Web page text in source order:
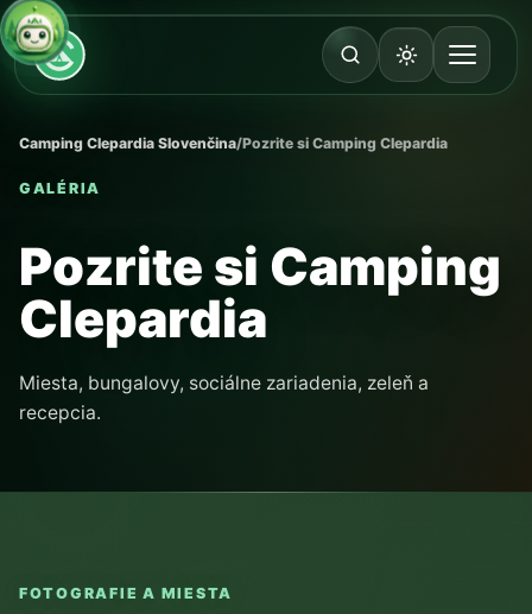
Camping Clepardia Slovenčina/Pozrite si Camping Clepardia
GALÉRIA
Pozrite si Camping
Clepardia
Miesta, bungalovy, sociálne zariadenia, zeleň a
recepcia.
FOTOGRAFIE A MIESTA